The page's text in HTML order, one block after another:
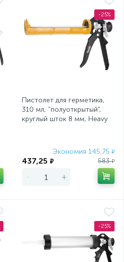
-25%
Пистолет для герметика,
310 мл, "полуоткрытый",
круглый шток 8 мм, Heavy
Экономия 145,75 ₽
437,25 ₽ 583₽
- +
-25%